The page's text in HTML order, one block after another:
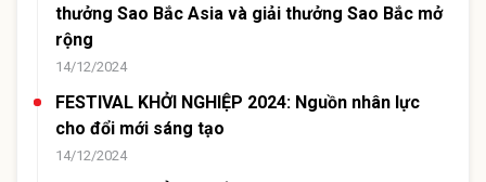
thưởng Sao Bắc Asia và giải thưởng Sao Bắc mở
rộng
14/12/2024
FESTIVAL KHỞI NGHIỆP 2024: Nguồn nhân lực
cho đổi mới sáng tạo
14/12/2024